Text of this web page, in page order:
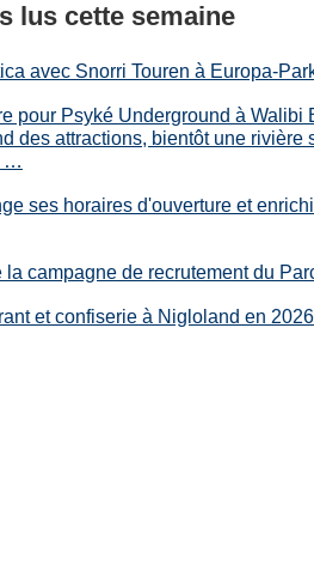
lus cette semaine
avec Snorri Touren à Europa-
pour Psyké Underground à Walibi
des attractions, bientôt une rivière
…
ses horaires d'ouverture et
la campagne de recrutement du
et confiserie à Nigloland en 2026